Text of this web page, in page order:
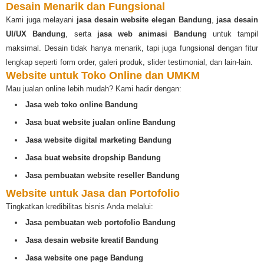
Desain Menarik dan Fungsional
Kami juga melayani jasa desain website elegan Bandung, jasa desain
UI/UX Bandung, serta jasa web animasi Bandung untuk tampil
maksimal. Desain tidak hanya menarik, tapi juga fungsional dengan fitur
lengkap seperti form order, galeri produk, slider testimonial, dan lain-lain.
Website untuk Toko Online dan UMKM
Mau jualan online lebih mudah? Kami hadir dengan:
Jasa web toko online Bandung
Jasa buat website jualan online Bandung
Jasa website digital marketing Bandung
Jasa buat website dropship Bandung
Jasa pembuatan website reseller Bandung
Website untuk Jasa dan Portofolio
Tingkatkan kredibilitas bisnis Anda melalui:
Jasa pembuatan web portofolio Bandung
Jasa desain website kreatif Bandung
Jasa website one page Bandung